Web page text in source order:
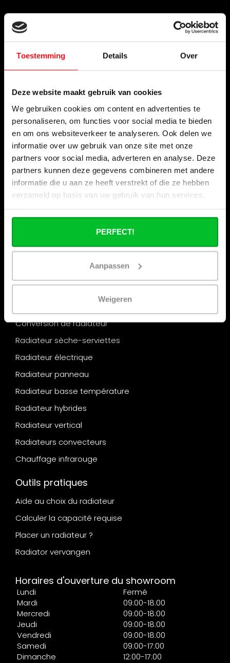
Toestemming Details Over
Deze website maakt gebruik van cookies
We gebruiken cookies om content en advertenties te
personaliseren, om functies voor social media te bieden
en om ons websiteverkeer te analyseren. Ook delen we
informatie over uw gebruik van onze site met onze
partners voor social media, adverteren en analyse. Deze
partners kunnen deze gegevens combineren met andere
informatie die u aan ze heeft verstrekt of die ze hebben
verzameld op basis van uw gebruik van hun services.
PERFECT!
Aanpassen
Weigeren
Informations
Commande commerciale
Expédition & retours
Options de paiement
Questions fréquentes
Contact
Nos salons
Remise par quantité chez Radiator-Outlet.nl
Devenir partenaire de Radiator-Outlet.nl
« Maintenant disponible : le magazine que le secteur
attendait. » Chaleur – Édition 2026
Conversion de radiateur
Radiateur sèche-serviettes
Radiateur électrique
Radiateur panneau
Radiateur basse température
Radiateur hybrides
Radiateur vertical
Radiateurs convecteurs
Chauffage infrarouge
Outils pratiques
Aide au choix du radiateur
Calculer la capacité requise
Placer un radiateur ?
Radiator vervangen
Horaires d'ouverture du showroom
Lundi
Fermé
Mardi
09:00-18:00
Mercredi
09:00-18:00
Jeudi
09:00-18:00
Vendredi
09:00-18:00
Samedi
09:00-17:00
Dimanche
12:00-17:00